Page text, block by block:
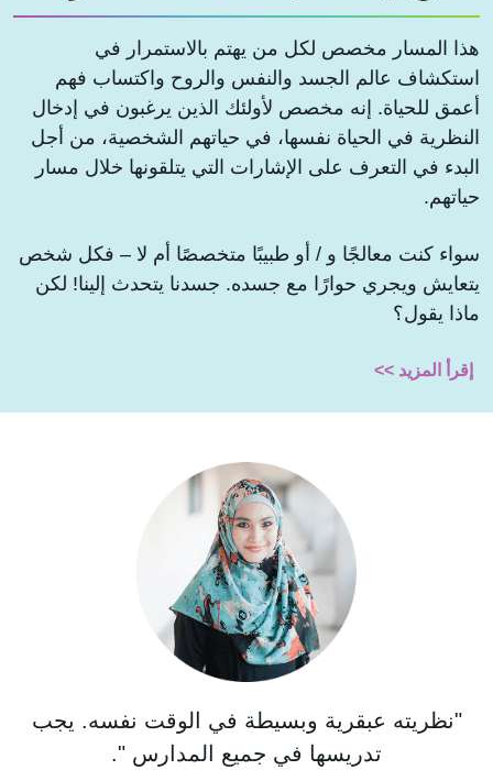
هذا المسار مخصص لكل من يهتم بالاستمرار في
استكشاف عالم الجسد والنفس والروح واكتساب فهم
أعمق للحياة. إنه مخصص لأولئك الذين يرغبون في إدخال
النظرية في الحياة نفسها، في حياتهم الشخصية، من أجل
البدء في التعرف على الإشارات التي يتلقونها خلال مسار
حياتهم.
سواء كنت معالجًا و / أو طبيبًا متخصصًا أم لا – فكل شخص
يتعايش ويجري حوارًا مع جسده. جسدنا يتحدث إلينا! لكن
ماذا يقول؟
إقرأ المزيد >>
"نظريته عبقرية وبسيطة في الوقت نفسه. يجب
تدريسها في جميع المدارس ".